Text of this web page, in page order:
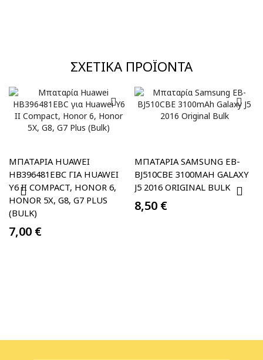
ΣΧΕΤΙΚΆ ΠΡΟΪΌΝΤΑ
ΜΠΑΤΑΡΊΑ HUAWEI
HB396481EBC ΓΙΑ HUAWEI
Y6 II COMPACT, HONOR 6,
HONOR 5X, G8, G7 PLUS
(BULK)
7,00 €
ΜΠΑΤΑΡΊΑ SAMSUNG EB-
BJ510CBE 3100MAH GALAXY
J5 2016 ORIGINAL BULK
8,50 €